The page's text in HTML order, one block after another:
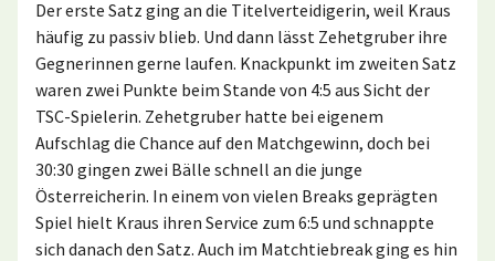
Der erste Satz ging an die Titelverteidigerin, weil Kraus
häufig zu passiv blieb. Und dann lässt Zehetgruber ihre
Gegnerinnen gerne laufen. Knackpunkt im zweiten Satz
waren zwei Punkte beim Stande von 4:5 aus Sicht der
TSC-Spielerin. Zehetgruber hatte bei eigenem
Aufschlag die Chance auf den Matchgewinn, doch bei
30:30 gingen zwei Bälle schnell an die junge
Österreicherin. In einem von vielen Breaks geprägten
Spiel hielt Kraus ihren Service zum 6:5 und schnappte
sich danach den Satz. Auch im Matchtiebreak ging es hin